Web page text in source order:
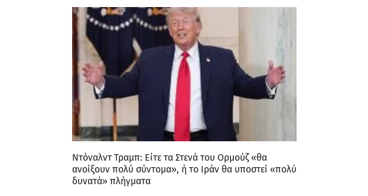
Ντόναλντ Τραμπ: Είτε τα Στενά του Ορμούζ «θα
ανοίξουν πολύ σύντομα», ή το Ιράν θα υποστεί «πολύ
δυνατά» πλήγματα